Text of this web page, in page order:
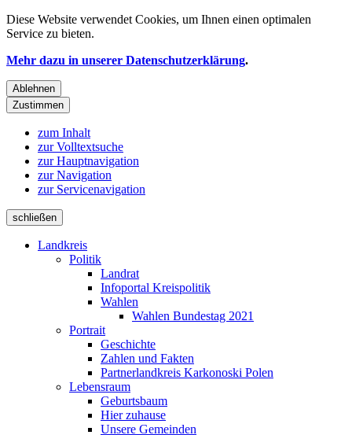
Diese Website verwendet Cookies, um Ihnen einen optimalen
Service zu bieten.
Mehr dazu in unserer Datenschutzerklärung.
Ablehnen
Zustimmen
zum Inhalt
zur Volltextsuche
zur Hauptnavigation
zur Navigation
zur Servicenavigation
schließen
Landkreis
Politik
Landrat
Infoportal Kreispolitik
Wahlen
Wahlen Bundestag 2021
Portrait
Geschichte
Zahlen und Fakten
Partnerlandkreis Karkonoski Polen
Lebensraum
Geburtsbaum
Hier zuhause
Unsere Gemeinden